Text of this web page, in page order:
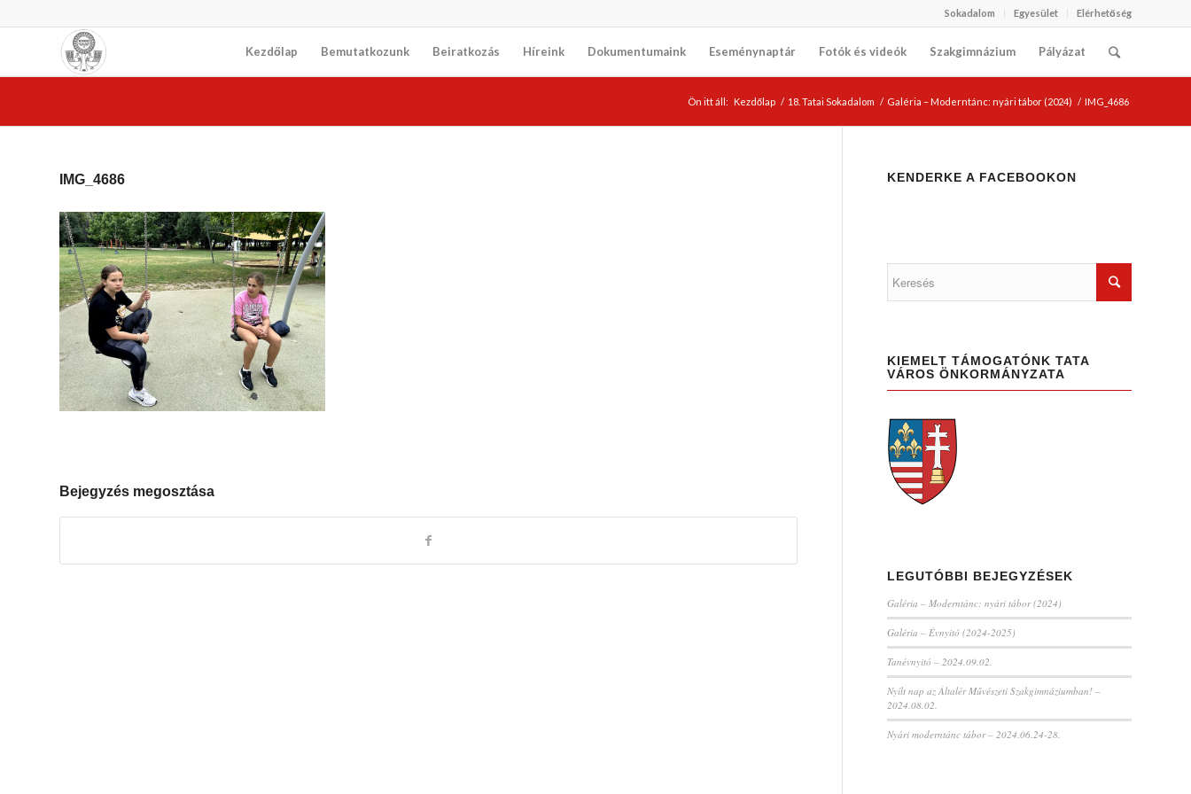
Sokadalom Egyesület Elérhetőség
Kezdőlap Bemutatkozunk Beiratkozás Híreink Dokumentumaink Eseménynaptár Fotók és videók Szakgimnázium Pályázat
Ön itt áll: Kezdőlap / 18. Tatai Sokadalom / Galéria – Moderntánc: nyári tábor (2024) / IMG_4686
IMG_4686
Bejegyzés megosztása
KENDERKE A FACEBOOKON
KIEMELT TÁMOGATÓNK TATA
VÁROS ÖNKORMÁNYZATA
LEGUTÓBBI BEJEGYZÉSEK
Galéria – Moderntánc: nyári tábor (2024)
Galéria – Évnyitó (2024-2025)
Tanévnyitó – 2024.09.02.
Nyílt nap az Általér Művészeti Szakgimnáziumban! –
2024.08.02.
Nyári moderntánc tábor – 2024.06.24-28.